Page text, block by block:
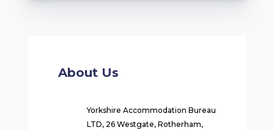
About Us
Yorkshire Accommodation Bureau
LTD, 26 Westgate, Rotherham,